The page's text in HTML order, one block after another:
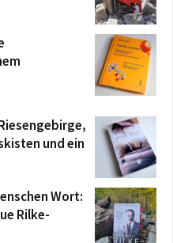
und ein
Wort:
Rilke-